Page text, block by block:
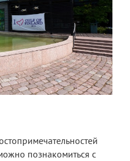
познакомиться с